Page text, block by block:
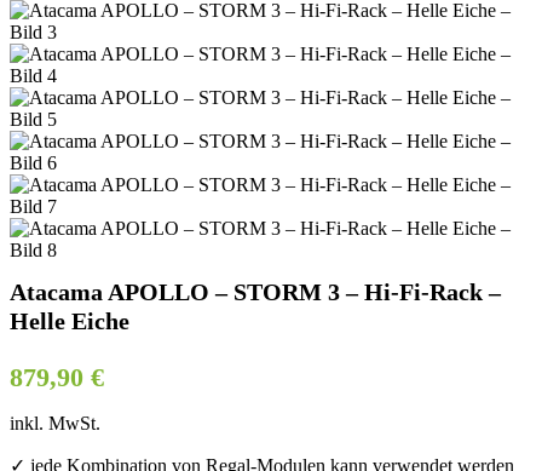
Atacama APOLLO – STORM 3 – Hi-Fi-Rack –
Helle Eiche
879,90 €
inkl. MwSt.
✓ jede Kombination von Regal-Modulen kann verwendet werden